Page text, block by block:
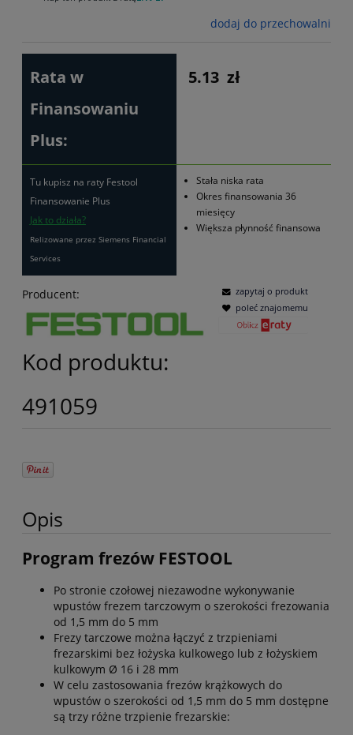
dodaj do przechowalni
Rata w
Finansowaniu
Plus:
5.13 zł
Tu kupisz na raty Festool
Finansowanie Plus
Jak to działa?
Relizowane przez Siemens Financial
Services
Stała niska rata
Okres finansowania 36
miesięcy
Większa płynność finansowa
Producent:
Kod produktu:
491059
zapytaj o produkt
poleć znajomemu
Opis
Program frezów FESTOOL
Po stronie czołowej niezawodne wykonywanie
wpustów frezem tarczowym o szerokości frezowania
od 1,5 mm do 5 mm
Frezy tarczowe można łączyć z trzpieniami
frezarskimi bez łożyska kulkowego lub z łożyskiem
kulkowym Ø 16 i 28 mm
W celu zastosowania frezów krążkowych do
wpustów o szerokości od 1,5 mm do 5 mm dostępne
są trzy różne trzpienie frezarskie: